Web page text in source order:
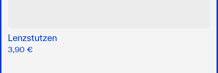
Lenzstutzen
3,90 €